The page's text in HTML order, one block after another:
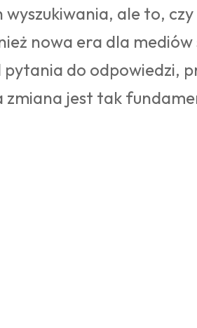
ale to,
nowa era dla mediów
pytania do odpowiedzi,
zmiana jest tak